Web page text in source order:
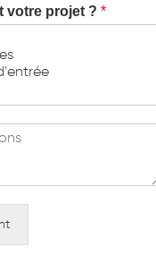
votre projet ? *